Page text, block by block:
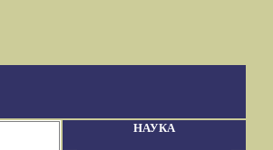
НАУКА